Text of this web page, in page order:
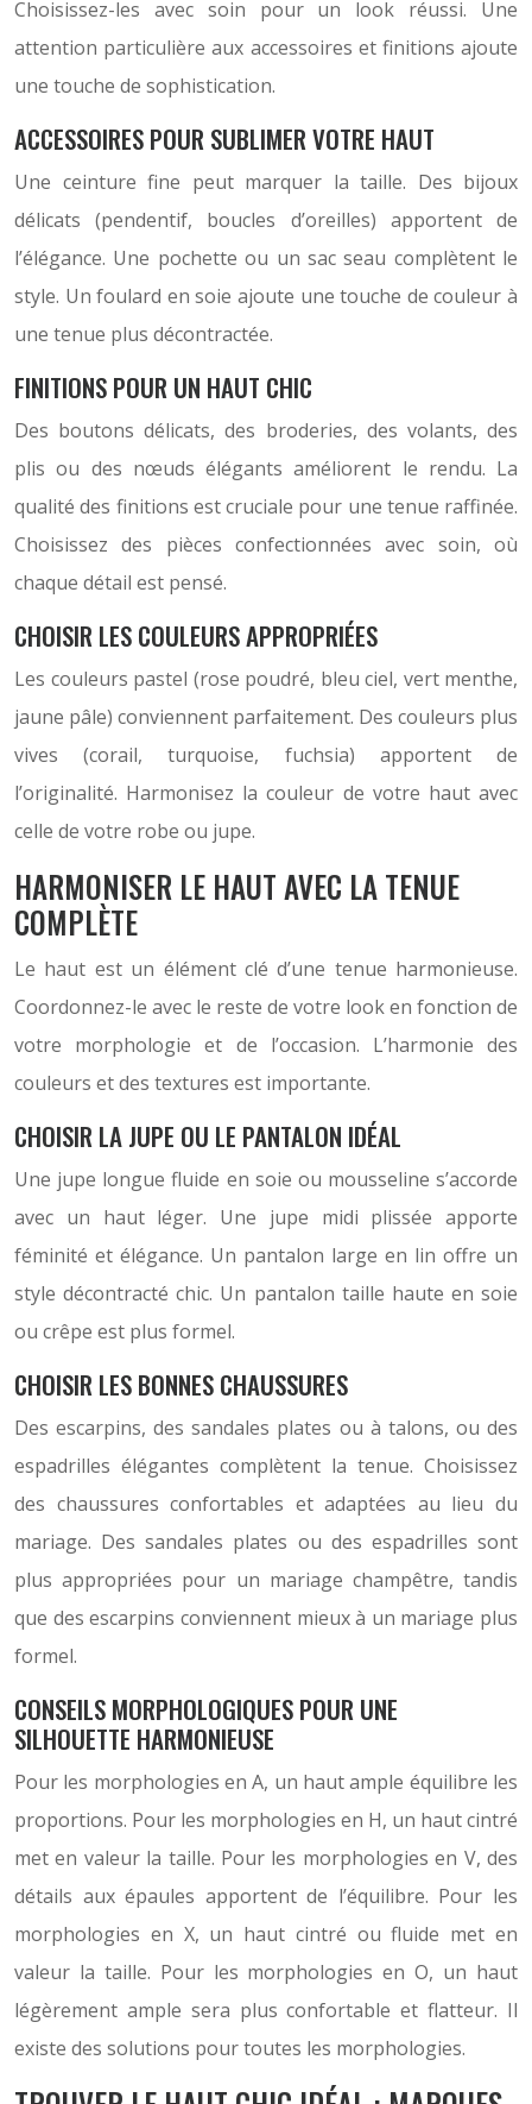
Choisissez-les avec soin pour un look réussi. Une
attention particulière aux accessoires et finitions ajoute
une touche de sophistication.
ACCESSOIRES POUR SUBLIMER VOTRE HAUT
Une ceinture fine peut marquer la taille. Des bijoux
délicats (pendentif, boucles d’oreilles) apportent de
l’élégance. Une pochette ou un sac seau complètent le
style. Un foulard en soie ajoute une touche de couleur à
une tenue plus décontractée.
FINITIONS POUR UN HAUT CHIC
Des boutons délicats, des broderies, des volants, des
plis ou des nœuds élégants améliorent le rendu. La
qualité des finitions est cruciale pour une tenue raffinée.
Choisissez des pièces confectionnées avec soin, où
chaque détail est pensé.
CHOISIR LES COULEURS APPROPRIÉES
Les couleurs pastel (rose poudré, bleu ciel, vert menthe,
jaune pâle) conviennent parfaitement. Des couleurs plus
vives (corail, turquoise, fuchsia) apportent de
l’originalité. Harmonisez la couleur de votre haut avec
celle de votre robe ou jupe.
HARMONISER LE HAUT AVEC LA TENUE
COMPLÈTE
Le haut est un élément clé d’une tenue harmonieuse.
Coordonnez-le avec le reste de votre look en fonction de
votre morphologie et de l’occasion. L’harmonie des
couleurs et des textures est importante.
CHOISIR LA JUPE OU LE PANTALON IDÉAL
Une jupe longue fluide en soie ou mousseline s’accorde
avec un haut léger. Une jupe midi plissée apporte
féminité et élégance. Un pantalon large en lin offre un
style décontracté chic. Un pantalon taille haute en soie
ou crêpe est plus formel.
CHOISIR LES BONNES CHAUSSURES
Des escarpins, des sandales plates ou à talons, ou des
espadrilles élégantes complètent la tenue. Choisissez
des chaussures confortables et adaptées au lieu du
mariage. Des sandales plates ou des espadrilles sont
plus appropriées pour un mariage champêtre, tandis
que des escarpins conviennent mieux à un mariage plus
formel.
CONSEILS MORPHOLOGIQUES POUR UNE
SILHOUETTE HARMONIEUSE
Pour les morphologies en A, un haut ample équilibre les
proportions. Pour les morphologies en H, un haut cintré
met en valeur la taille. Pour les morphologies en V, des
détails aux épaules apportent de l’équilibre. Pour les
morphologies en X, un haut cintré ou fluide met en
valeur la taille. Pour les morphologies en O, un haut
légèrement ample sera plus confortable et flatteur. Il
existe des solutions pour toutes les morphologies.